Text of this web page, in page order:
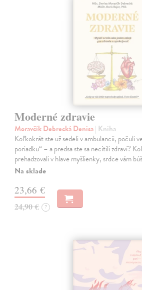
Moderné zdravie
Moravčík Debrecká Denisa| Kniha
Koľkokrát ste už sedeli v ambulancii, počuli
poriadku“ – a predsa ste sa necítili zdraví?
prehadzovali v hlave myšlienky, srdce vám
Na sklade
23,66 €
24,90 € ?